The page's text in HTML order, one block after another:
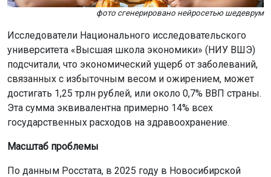
фото сгенерировано нейросетью шедеврум
Исследователи Национального исследовательского
университета «Высшая школа экономики» (НИУ ВШЭ)
подсчитали, что экономический ущерб от заболеваний,
связанных с избыточным весом и ожирением, может
достигать 1,25 трлн рублей, или около 0,7% ВВП страны.
Эта сумма эквивалентна примерно 14% всех
государственных расходов на здравоохранение.
Масштаб проблемы
По данным Росстата, в 2025 году в Новосибирской